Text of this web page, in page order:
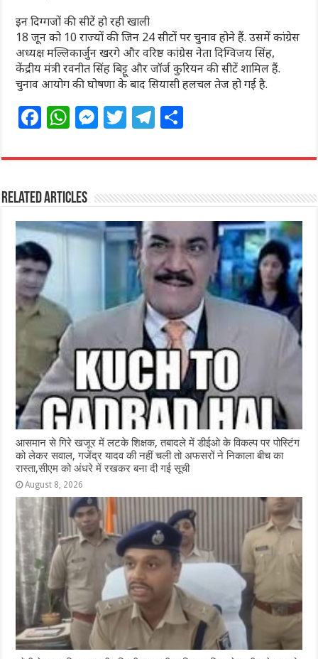
इन दिग्गजों की सीटें हो रही खाली
18 जून को 10 राज्यों की जिन 24 सीटों पर चुनाव होने हैं. उसमें कांग्रेस
अध्यक्ष मल्लिकार्जुन खरगे और वरिष्ठ कांग्रेस नेता दिग्विजय सिंह,
केंद्रीय मंत्री रवनीत सिंह बिट्टू और जॉर्ज कुरियन की सीटें शामिल हैं.
चुनाव आयोग की घोषणा के बाद सियासी हलचल तेज हो गई है.
F
c
e
b
o
o
k
W
at
s
A
p
M
ss
n
g
e
T
itt
r
T
e
ra
m
ar
Related Articles
आसमान से गिरे खजूर में लटके शिक्षक, तबादले में डीईओ के विकल्प पर पोस्टिंग
को लेकर सवाल, गजेंद्र यादव की नहीं चली तो अफसरों ने निकाला बीच का
रास्ता,सीएम को अंधरे में रखकर बना दी गई सूची
August 8, 2026